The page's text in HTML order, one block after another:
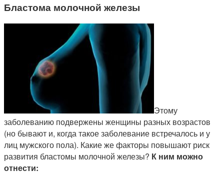
Бластома молочной железы
Этому
заболеванию подвержены женщины разных возрастов
(но бывают и, когда такое заболевание встречалось и у
лиц мужского пола). Какие же факторы повышают риск
развития бластомы молочной железы? К ним можно
отнести: